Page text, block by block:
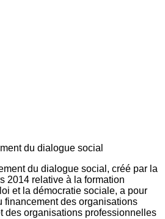
du dialogue social, créé par la
2014 relative à la formation
et la démocratie sociale, a pour
financement des organisations
des organisations professionnelles